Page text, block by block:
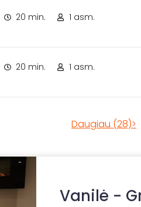
20 min. 1 asm.
20 min. 1 asm.
Daugiau (28)>
Vanilė -